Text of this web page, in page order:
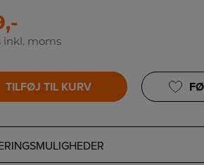
inkl. moms
TILFØJ TIL KURV